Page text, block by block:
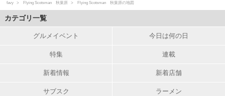
favy Flying Scotsman 秋葉原 Flying Scotsman 秋葉原の地図
カテゴリ一覧
グルメイベント 今日は何の日
特集 連載
新着情報 新着店舗
サブスク ラーメン